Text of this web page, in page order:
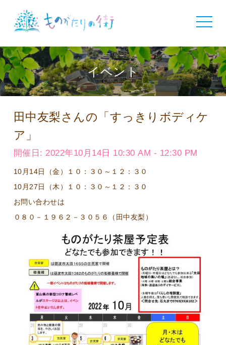
toggle
イベント
田中友梨さんの「すっきりボディケ
ア」
開催日: 2022年10月14日 10:30 AM - 12:30 PM
10月14日（金）１０：３０～１２：３０
10月27日（木）１０：３０～１２：３０
お問い合わせは
０８０－１９６２－３０５６（田中友梨）